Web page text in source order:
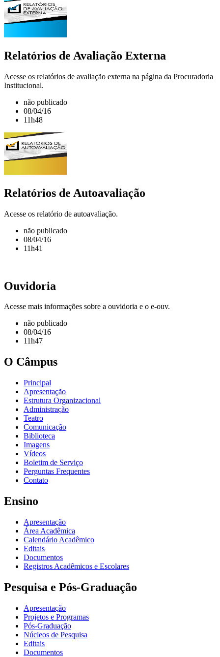
Relatórios de Avaliação Externa
Acesse os relatórios de avaliação externa na página da Procuradoria
Institucional.
não publicado
08/04/16
11h48
Relatórios de Autoavaliação
Acesse os relatório de autoavaliação.
não publicado
08/04/16
11h41
Ouvidoria
Acesse mais informações sobre a ouvidoria e o e-ouv.
não publicado
08/04/16
11h47
O Câmpus
Principal
Apresentação
Estrutura Organizacional
Administração
Teatro
Comunicação
Biblioteca
Imagens
Vídeos
Boletim de Serviço
Perguntas Frequentes
Contato
Ensino
Apresentação
Área Acadêmica
Calendário Acadêmico
Editais
Documentos
Registros Acadêmicos e Escolares
Pesquisa e Pós-Graduação
Apresentação
Projetos e Programas
Pós-Graduação
Núcleos de Pesquisa
Editais
Documentos